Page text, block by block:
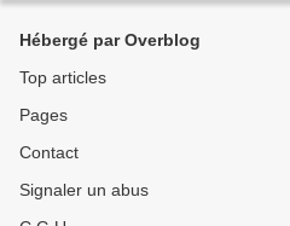
Hébergé par Overblog
Top articles
Pages
Contact
Signaler un abus